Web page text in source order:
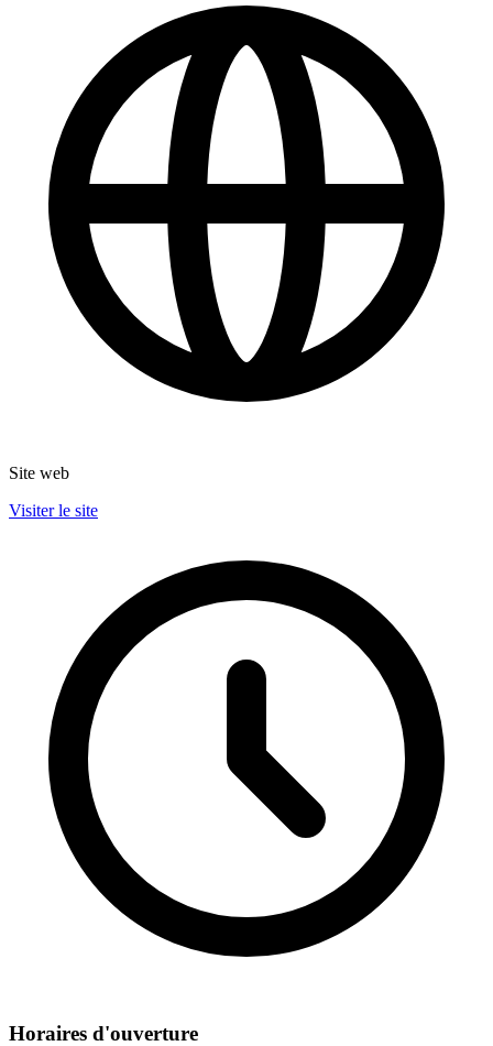
Site web
Visiter le site
Horaires d'ouverture